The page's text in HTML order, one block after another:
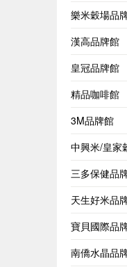
樂米穀場品
漢高品牌館
皇冠品牌館
精品咖啡館
3M品牌館
中興米/皇家
三多保健品
天生好米品
寶貝國際品
南僑水晶品